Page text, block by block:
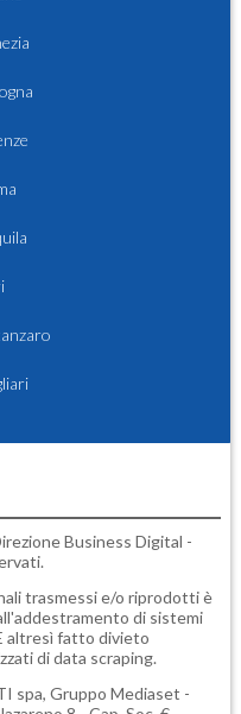
Business Digital -
trasmessi e/o riprodotti è
di sistemi
altresì fatto divieto
di data scraping.
spa, Gruppo Mediaset -